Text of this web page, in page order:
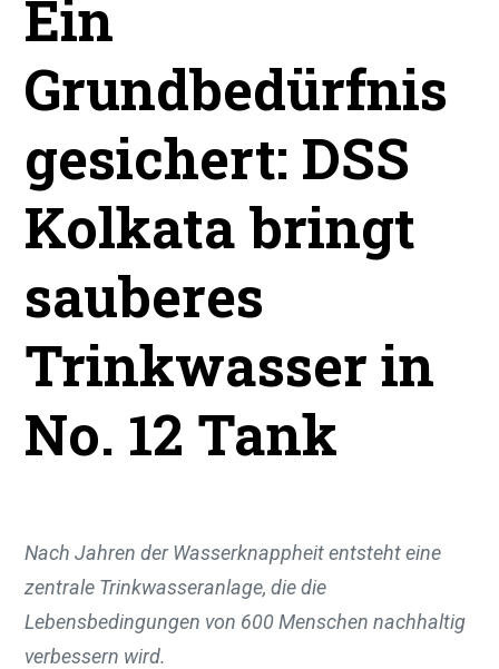
Ein
Grundbedürfnis
gesichert: DSS
Kolkata bringt
sauberes
Trinkwasser in
No. 12 Tank
Nach Jahren der Wasserknappheit entsteht eine
zentrale Trinkwasseranlage, die die
Lebensbedingungen von 600 Menschen nachhaltig
verbessern wird.